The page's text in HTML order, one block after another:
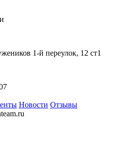
1-й переулок, 12 ст1
Новости Отзывы